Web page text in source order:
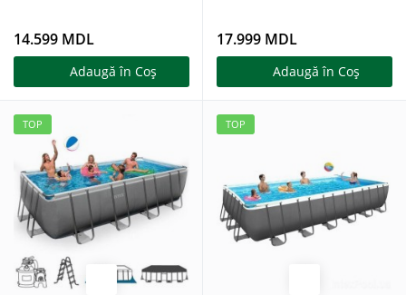
14.599 MDL
Adaugă în Coş
17.999 MDL
Adaugă în Coş
TOP TOP